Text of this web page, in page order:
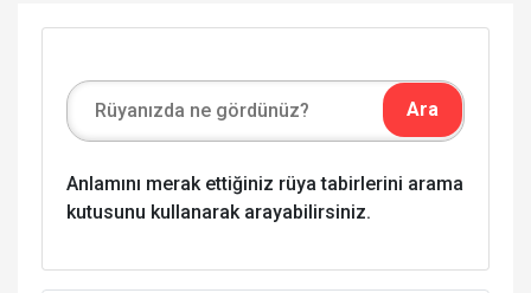
Anlamını merak ettiğiniz rüya tabirlerini arama
kutusunu kullanarak arayabilirsiniz.